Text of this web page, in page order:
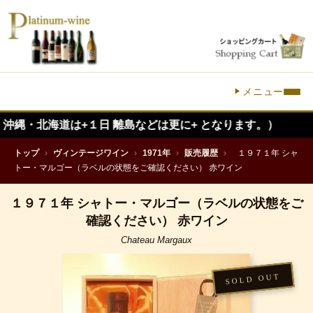
メニュー
+１日 離島などは更に+ となります。）
トップ › ヴィンテージワイン › 1971年 › 販売履歴 ›
１９７１年 シャ
トー・マルゴー（ラベルの状態をご確認ください） 赤ワイン
１９７１年 シャトー・マルゴー（ラベルの状態をご
確認ください） 赤ワイン
Chateau Margaux